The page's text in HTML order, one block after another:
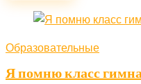
Образовательные
Я помню класс